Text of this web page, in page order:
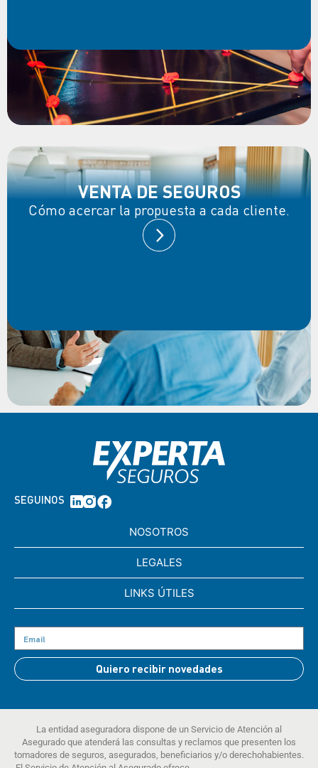
VENTA DE SEGUROS
Cómo acercar la propuesta a cada cliente.
SEGUINOS
NOSOTROS
LEGALES
LINKS ÚTILES
Quiero recibir novedades
La entidad aseguradora dispone de un Servicio de Atención al
Asegurado que atenderá las consultas y reclamos que presenten los
tomadores de seguros, asegurados, beneficiarios y/o derechohabientes.